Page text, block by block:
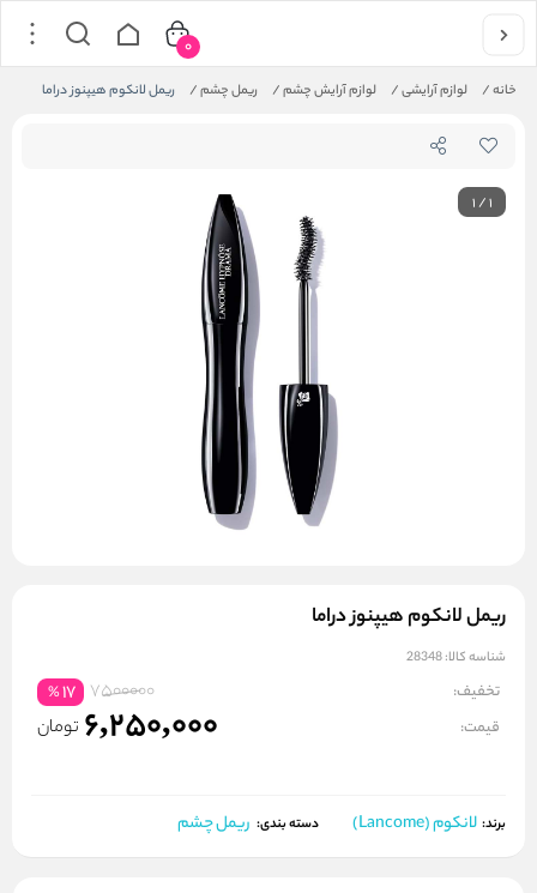
خانه/ لوازم آرایشی/ لوازم آرایش چشم/ ریمل چشم/ ریمل لانکوم هیپنوز دراما
0
1/1
ریمل لانکوم هیپنوز دراما
شناسه کالا:28348
تخفیف: 7500000
17
%
قیمت: 6,250,000 تومان
برند: لانکوم (Lancome) دسته بندی: ریمل چشم